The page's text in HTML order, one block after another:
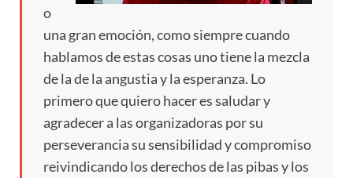
o
una gran emoción, como siempre cuando
hablamos de estas cosas uno tiene la mezcla
de la de la angustia y la esperanza. Lo
primero que quiero hacer es saludar y
agradecer a las organizadoras por su
perseverancia su sensibilidad y compromiso
reivindicando los derechos de las pibas y los